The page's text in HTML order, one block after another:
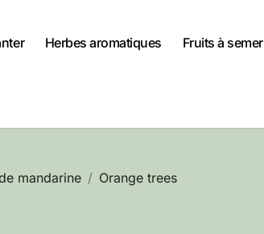
Herbes aromatiques Fruits à semer
mandarine Orange trees